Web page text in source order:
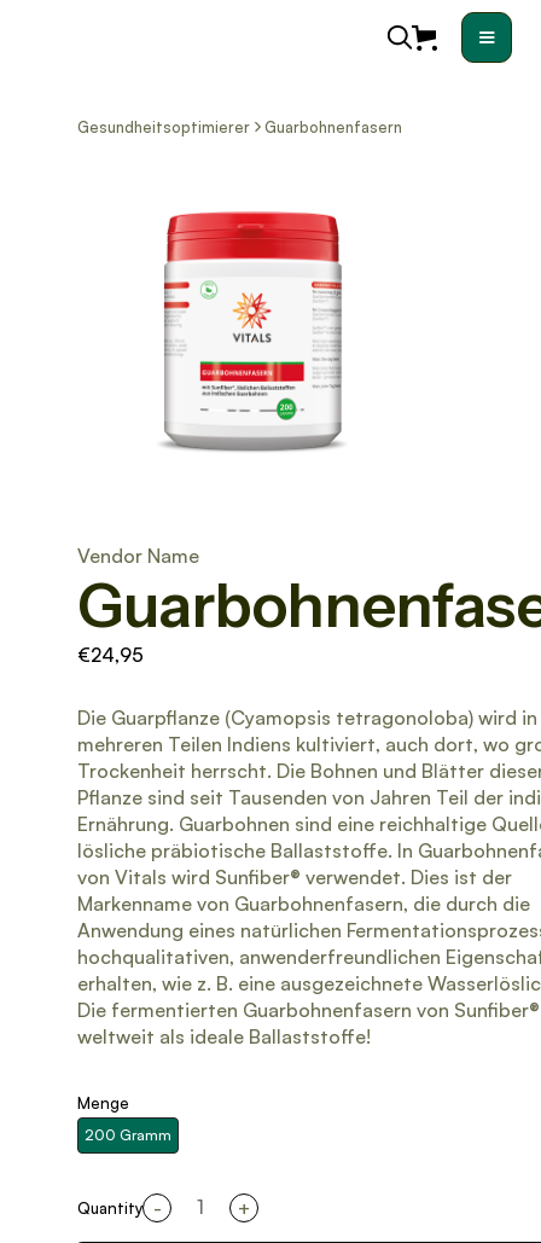
Gesundheitsoptimierer Guarbohnenfasern
Vendor Name
€24,95
Die Guarpflanze (Cyamopsis tetragonoloba) wird in
mehreren Teilen Indiens kultiviert, auch dort, wo
Trockenheit herrscht. Die Bohnen und Blätter
Pflanze sind seit Tausenden von Jahren Teil der
Ernährung. Guarbohnen sind eine reichhaltige
lösliche präbiotische Ballaststoffe. In
von Vitals wird Sunfiber® verwendet. Dies ist der
Markenname von Guarbohnenfasern, die durch die
Anwendung eines natürlichen
hochqualitativen, anwenderfreundlichen
erhalten, wie z. B. eine ausgezeichnete
Die fermentierten Guarbohnenfasern von
weltweit als ideale Ballaststoffe!
Menge
200 Gramm
Quantity - +